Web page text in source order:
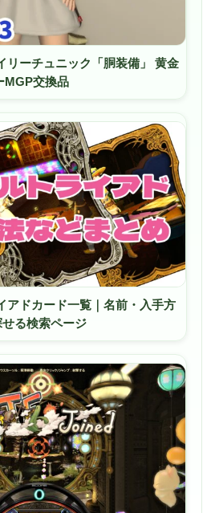
お支払は令和8年1月3日で
税庁ホームページ「G-2-5
ご覧ください。
を除き、返金および返品でき
リーチュニック「胴装備」 黄金
MGP交換品
アドカード一覧｜名前・入手方
る検索ページ